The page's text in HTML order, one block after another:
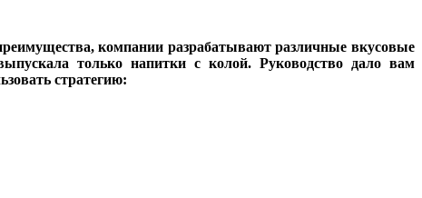
компании разрабатывают различные вкусовые
только напитки с колой. Руководство дало вам
стратегию: